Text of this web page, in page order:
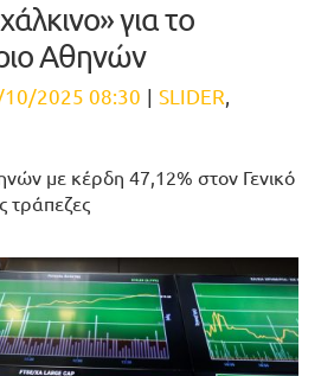
για το
Αθηνών
2025 08:30 | SLIDER,
με κέρδη 47,12% στον Γενικό
τράπεζες